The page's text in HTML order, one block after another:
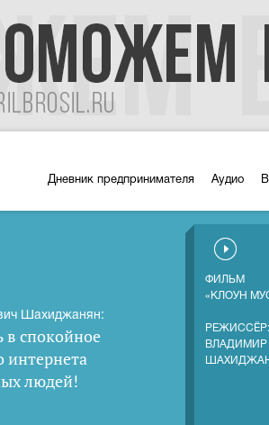
Дневник предпринимателя Аудио
Шахиджанян:
в спокойное
интернета
людей!
ФИЛЬМ
«КЛОУН
РЕЖИССЁР:
ВЛАДИМИР